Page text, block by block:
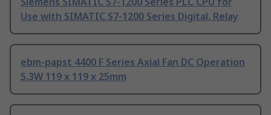
Use with SIMATIC S7-1200 Series Digital, Relay
ebm-papst 4400 F Series Axial Fan DC Operation
5.3W 119 x 119 x 25mm